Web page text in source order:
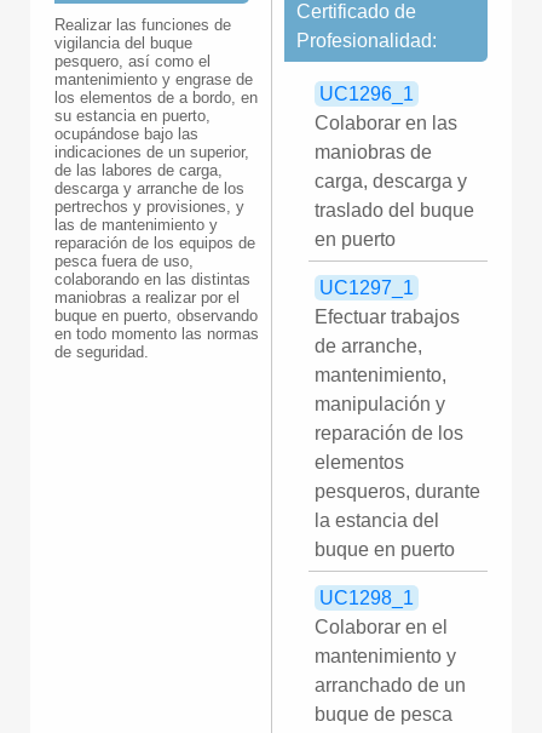
Realizar las funciones de
vigilancia del buque
pesquero, así como el
mantenimiento y engrase de
los elementos de a bordo, en
su estancia en puerto,
ocupándose bajo las
indicaciones de un superior,
de las labores de carga,
descarga y arranche de los
pertrechos y provisiones, y
las de mantenimiento y
reparación de los equipos de
pesca fuera de uso,
colaborando en las distintas
maniobras a realizar por el
buque en puerto, observando
en todo momento las normas
de seguridad.
Certificado de
Profesionalidad:
UC1296_1
Colaborar en las
maniobras de
carga, descarga y
traslado del buque
en puerto
UC1297_1
Efectuar trabajos
de arranche,
mantenimiento,
manipulación y
reparación de los
elementos
pesqueros, durante
la estancia del
buque en puerto
UC1298_1
Colaborar en el
mantenimiento y
arranchado de un
buque de pesca